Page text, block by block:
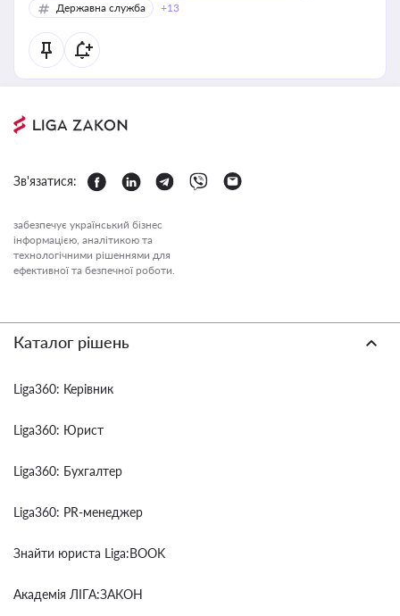
Державна служба
+13
Зв'язатися:
забезпечує український бізнес
інформацією, аналітикою та
технологічними рішеннями для
ефективної та безпечної роботи.
Каталог рішень
Liga360: Керівник
Liga360: Юрист
Liga360: Бухгалтер
Liga360: PR-менеджер
Знайти юриста Liga:BOOK
Академія ЛІГА:ЗАКОН